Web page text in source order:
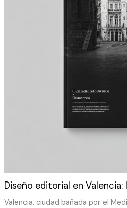
Diseño editorial en
Valencia, ciudad bañada por el